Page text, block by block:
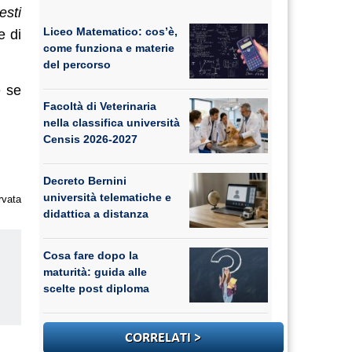
di
se
Liceo Matematico: cos’è,
come funziona e materie
del percorso
Facoltà di Veterinaria
nella classifica università
Censis 2026-2027
Decreto Bernini
università telematiche e
didattica a distanza
Cosa fare dopo la
maturità: guida alle
scelte post diploma